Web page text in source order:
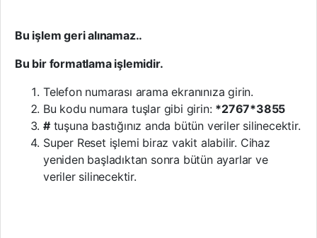
Bu işlem geri alınamaz..
Bu bir formatlama işlemidir.
Telefon numarası arama ekranınıza girin.
Bu kodu numara tuşlar gibi girin: *2767*3855
#tuşuna bastığınız anda bütün veriler silinecektir.
Super Reset işlemi biraz vakit alabilir. Cihaz
yeniden başladıktan sonra bütün ayarlar ve
veriler silinecektir.